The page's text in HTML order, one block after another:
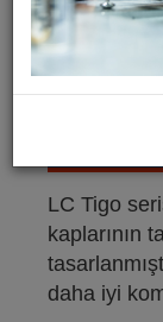
LC
LC Tigo
kaplarının
daha iyi